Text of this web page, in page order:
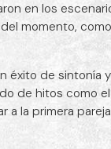
en los
momento,
éxito de sintonía
de hitos como
a la primera